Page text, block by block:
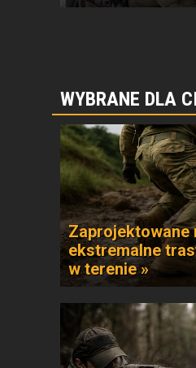
WYBRANE DLA
Zaprojektowane
ekstremalne
w terenie »